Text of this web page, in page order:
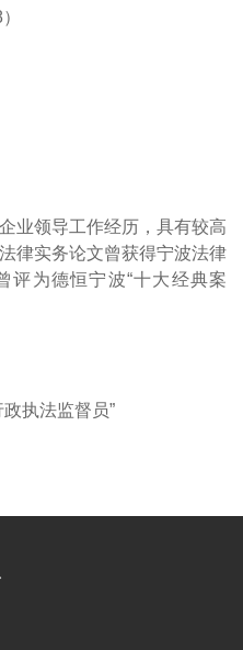
业领导工作经历，具有较高
律实务论文曾获得宁波法律
评为德恒宁波“十大经典案
执法监督员”